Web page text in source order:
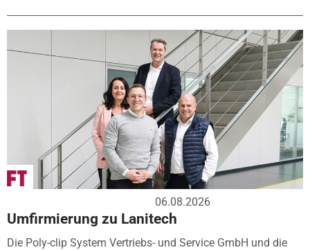
06.08.2026
Umfirmierung zu Lanitech
Die Poly-clip System Vertriebs- und Service GmbH und die